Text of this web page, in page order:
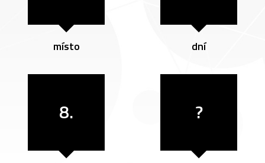
místo dní
8. ?